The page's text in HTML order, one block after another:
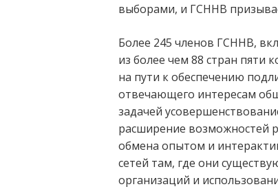
выборами, и ГСННВ
Более 245 членов ГСННВ,
из более чем 88 стран пяти
на пути к обеспечению
отвечающего интересам
задачей
расширение возможностей
обмена опытом и
сетей там, где они
организаций и